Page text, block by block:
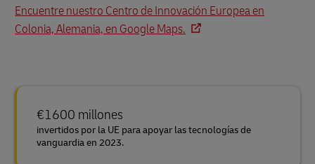
Encuentre nuestro Centro de Innovación Europea en
Colonia, Alemania, en Google Maps.
€1600 millones
invertidos por la UE para apoyar las tecnologías de
vanguardia en 2023.